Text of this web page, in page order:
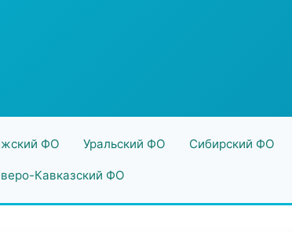
ФО Уральский ФО Сибирский ФО
Кавказский ФО